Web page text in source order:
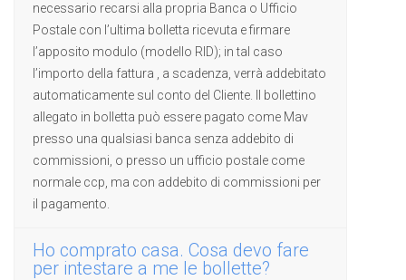
necessario recarsi alla propria Banca o Ufficio
Postale con l’ultima bolletta ricevuta e firmare
l’apposito modulo (modello RID); in tal caso
l’importo della fattura , a scadenza, verrà addebitato
automaticamente sul conto del Cliente. Il bollettino
allegato in bolletta può essere pagato come Mav
presso una qualsiasi banca senza addebito di
commissioni, o presso un ufficio postale come
normale ccp, ma con addebito di commissioni per
il pagamento.
Ho comprato casa. Cosa devo fare
per intestare a me le bollette?